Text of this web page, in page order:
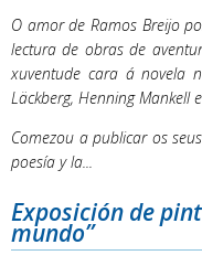
O amor de Ramos Breijo
lectura de obras de
xuventude cara á novela
Läckberg, Henning Mankell
Comezou a publicar os
poesía y la...
Exposición de
mundo”